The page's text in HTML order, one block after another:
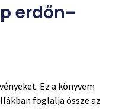
erdőn–
Ez a könyvem
foglalja össze az